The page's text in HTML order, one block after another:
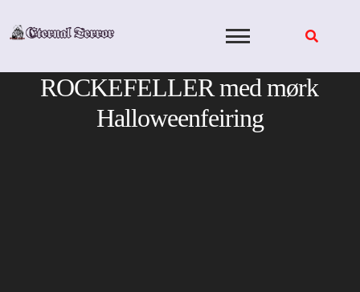
ROCKEFELLER med mørk
Halloweenfeiring